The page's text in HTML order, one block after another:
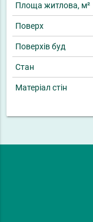
Площа житлова, м²
Поверх
Поверхів буд
Стан
Матеріал стін